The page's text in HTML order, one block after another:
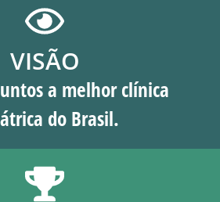
VISÃO
a melhor clínica
do Brasil.